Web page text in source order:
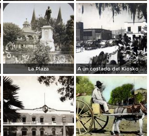
La Plaza A un costado del Kiosko y Jardin